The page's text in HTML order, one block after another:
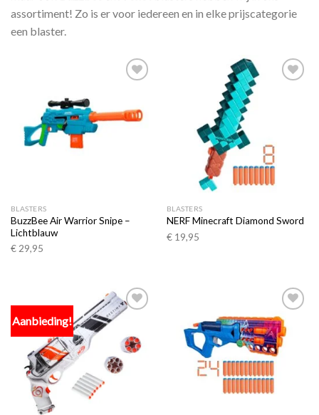
assortiment! Zo is er voor iedereen en in elke prijscategorie
een blaster.
verlanglijst
BLASTERS
BuzzBee Air Warrior Snipe –
Lichtblauw
€29,95
BLASTERS
NERF Minecraft Diamond Sword
€19,95
Aanbieding!
Toevoegen
verlanglijst
Toevoegen
aan
verlanglijst